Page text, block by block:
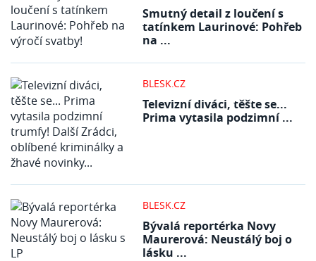
Smutný detail z loučení s
tatínkem Laurinové: Pohřeb
na ...
BLESK.CZ
Televizní diváci, těšte se...
Prima vytasila podzimní ...
BLESK.CZ
Bývalá reportérka Novy
Maurerová: Neustálý boj o
lásku ...